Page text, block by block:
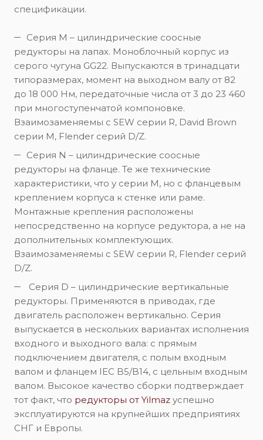
спецификации.
Серия M – цилиндрические соосные
редукторы на лапах. Моноблочный корпус из
серого чугуна GG22. Выпускаются в тринадцати
типоразмерах, момент на выходном валу от 82
до 18 000 Нм, передаточные числа от 3 до 23 460
при многоступенчатой компоновке.
Взаимозаменяемы с SEW серии R, David Brown
серии M, Flender серий D/Z.
Серия N – цилиндрические соосные
редукторы на фланце. Те же технические
характеристики, что у серии M, но с фланцевым
креплением корпуса к стенке или раме.
Монтажные крепления расположены
непосредственно на корпусе редуктора, а не на
дополнительных комплектующих.
Взаимозаменяемы с SEW серии R, Flender серий
D/Z.
Серия D – цилиндрические вертикальные
редукторы. Применяются в приводах, где
двигатель расположен вертикально. Серия
выпускается в нескольких вариантах исполнения
входного и выходного вала: с прямым
подключением двигателя, с полым входным
валом и фланцем IEC B5/B14, с цельным входным
валом. Высокое качество сборки подтверждает
тот факт, что редукторы от Yilmaz успешно
эксплуатируются на крупнейших предприятиях
СНГ и Европы.